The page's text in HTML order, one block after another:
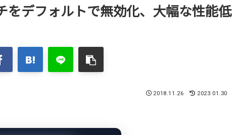
をデフォルトで無効化、大幅な性能低
2018.11.26 2023.01.30